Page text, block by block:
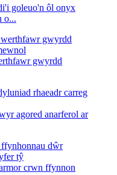
goleuo'n ôl onyx
o...
gwyrdd
agored anarferol ar
crwn ffynnon